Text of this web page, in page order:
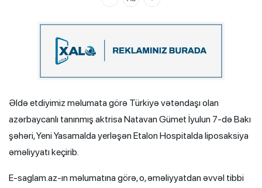
Əldə etdiyimiz məlumata görə Türkiyə vətəndaşı olan
azərbaycanlı tanınmış aktrisa Natavan Gümet İyulun 7-də Bakı
şəhəri, Yeni Yasamalda yerləşən Etalon Hospitalda liposaksiya
əməliyyatı keçirib.
E-saglam.az-ın məlumatına görə, o, əməliyyatdan əvvəl tibbi